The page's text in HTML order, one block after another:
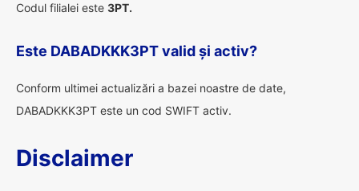
Codul filialei este 3PT.
Este DABADKKK3PT valid și activ?
Conform ultimei actualizări a bazei noastre de date,
DABADKKK3PT este un cod SWIFT activ.
Disclaimer